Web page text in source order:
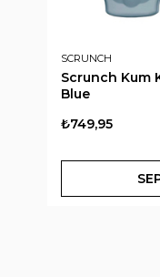
SCRUNCH
Scrunch Kum
Blue
₺749,95